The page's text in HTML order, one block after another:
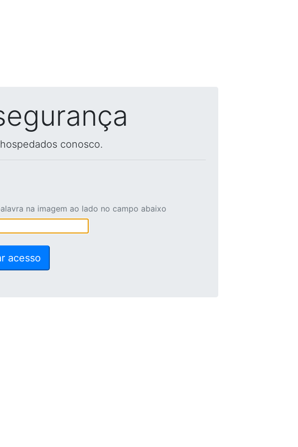
conosco.
na imagem ao lado no campo abaixo